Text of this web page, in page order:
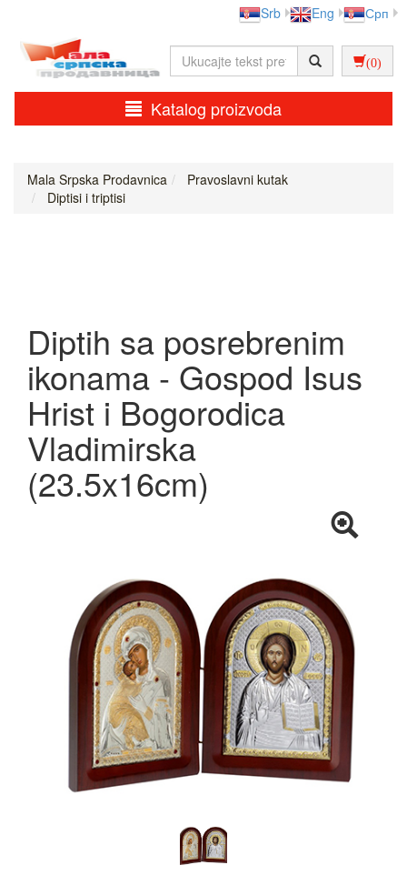
Srb Eng Срп
(0)
Katalog proizvoda
Mala Srpska Prodavnica
Pravoslavni kutak
Diptisi i triptisi
Diptih sa posrebrenim
ikonama - Gospod Isus
Hrist i Bogorodica
Vladimirska
(23.5x16cm)